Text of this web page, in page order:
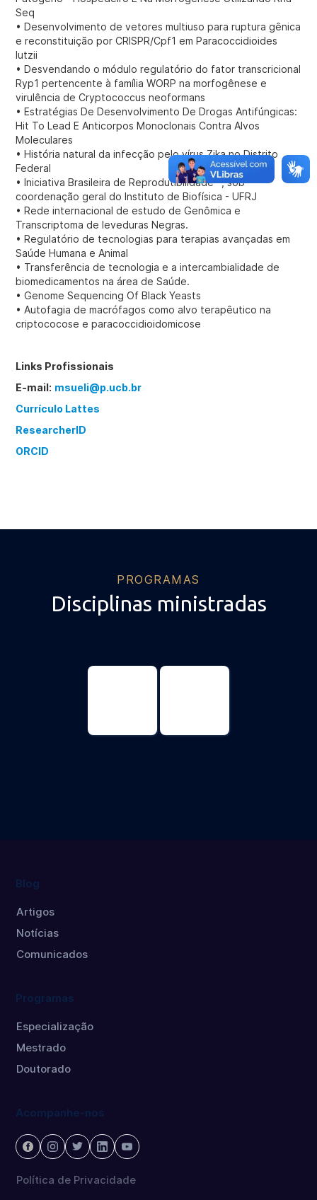
Seq
• Desenvolvimento de vetores multiuso para ruptura gênica
e reconstituição por CRISPR/Cpf1 em Paracoccidioides
lutzii
• Desvendando o módulo regulatório do fator transcricional
Ryp1 pertencente à família WORP na morfogênese e
virulência de Cryptococcus neoformans
• Estratégias De Desenvolvimento De Drogas Antifúngicas:
Hit To Lead E Anticorpos Monoclonais Contra Alvos
Moleculares
• História natural da infecção pelo vírus Zika no Distrito
Federal
• Iniciativa Brasileira de Reprodutibilidade"", sob
coordenação geral do Instituto de Biofísica - UFRJ
• Rede internacional de estudo de Genômica e
Transcriptoma de leveduras Negras.
• Regulatório de tecnologias para terapias avançadas em
Saúde Humana e Animal
• Transferência de tecnologia e a intercambialidade de
biomedicamentos na área de Saúde.
• Genome Sequencing Of Black Yeasts
• Autofagia de macrófagos como alvo terapêutico na
criptococose e paracoccidioidomicose
Links Profissionais
E-mail: msueli@p.ucb.br
Currículo Lattes
ResearcherID
ORCID
PROGRAMAS
Disciplinas ministradas
Blog
Artigos
Notícias
Comunicados
Programas
Especialização
Mestrado
Doutorado
Acompanhe-nos
Política de Privacidade